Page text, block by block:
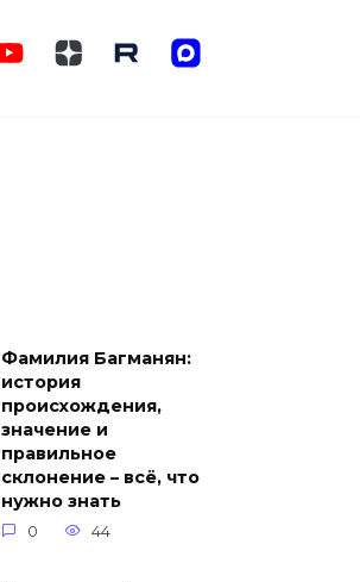
Фамилия Багманян:
история
происхождения,
значение и
правильное
склонение – всё, что
нужно знать
0 44